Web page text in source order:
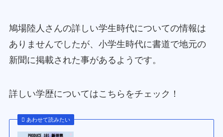
鳩場陸人さんの詳しい学生時代についての情報は
ありませんでしたが、小学生時代に書道で地元の
新聞に掲載された事があるようです。
詳しい学歴についてはこちらをチェック！
あわせて読みたい